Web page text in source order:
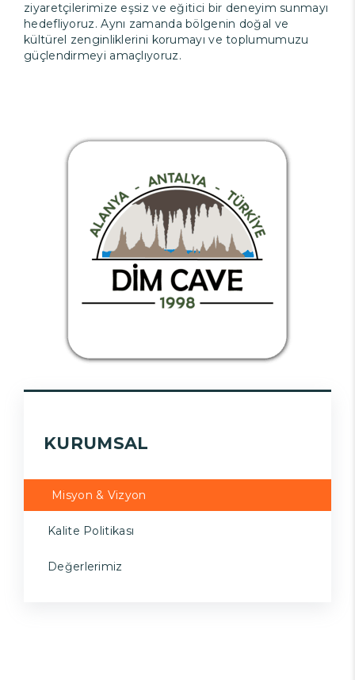
ziyaretçilerimize eşsiz ve eğitici bir deneyim sunmayı
hedefliyoruz. Aynı zamanda bölgenin doğal ve
kültürel zenginliklerini korumayı ve toplumumuzu
güçlendirmeyi amaçlıyoruz.
KURUMSAL
Misyon & Vizyon
Kalite Politikası
Değerlerimiz